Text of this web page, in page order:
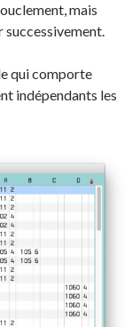
mais
successivement.
qui comporte
indépendants les